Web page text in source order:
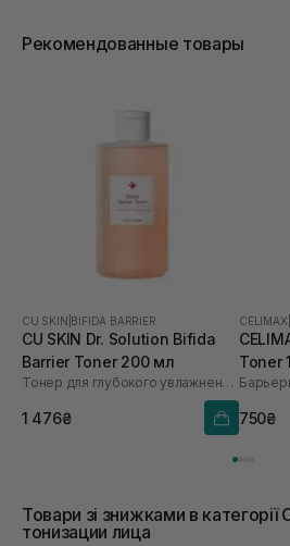
Рекомендованные товары
CU SKIN BIFIDA BARRIER
CU SKIN Dr. Solution Bifida
Barrier Toner 200 мл
Тонер для глубокого увлажнения с лизатом бифидобактерий 85%
1 476₴
CELIMAX
Toner
750₴
Товари зі знижками в
тонизации лица